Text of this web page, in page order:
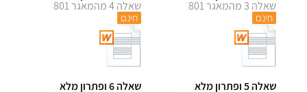
שאלה 3 מהמאגר 801
חינם
שאלה 4 מהמאגר 801
חינם
שאלה 5 ופתרון מלא שאלה 6 ופתרון מלא